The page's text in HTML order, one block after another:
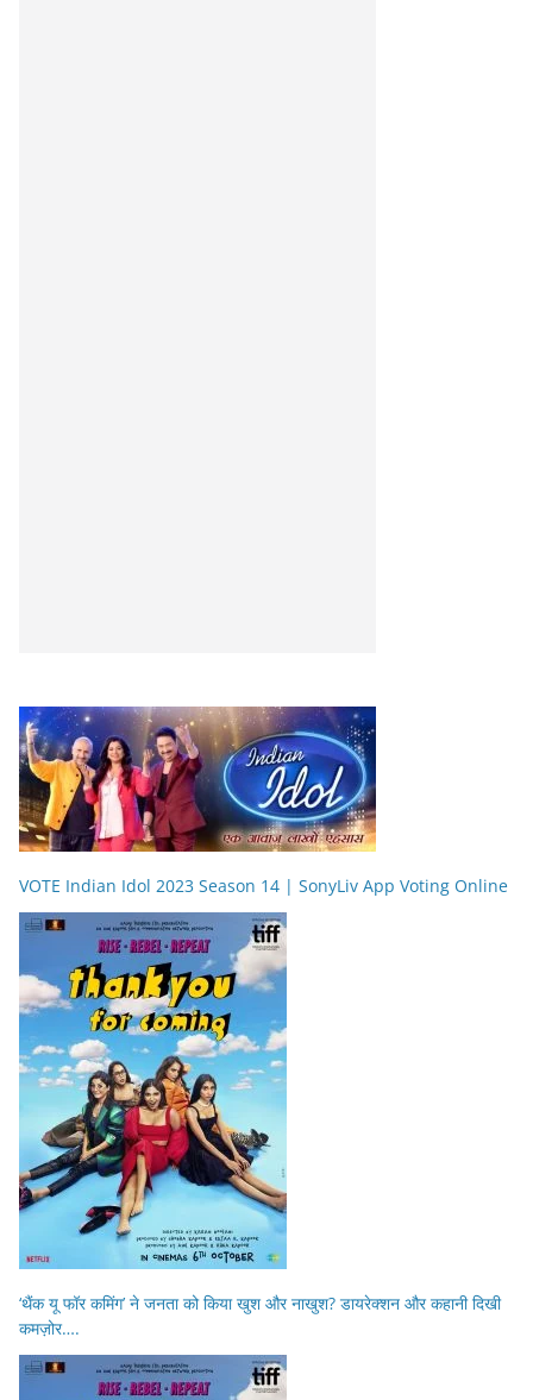
VOTE Indian Idol 2023 Season 14 | SonyLiv App Voting Online
‘थैंक यू फॉर कमिंग’ ने जनता को किया खुश और नाखुश? डायरेक्शन और कहानी दिखी
कमज़ोर….